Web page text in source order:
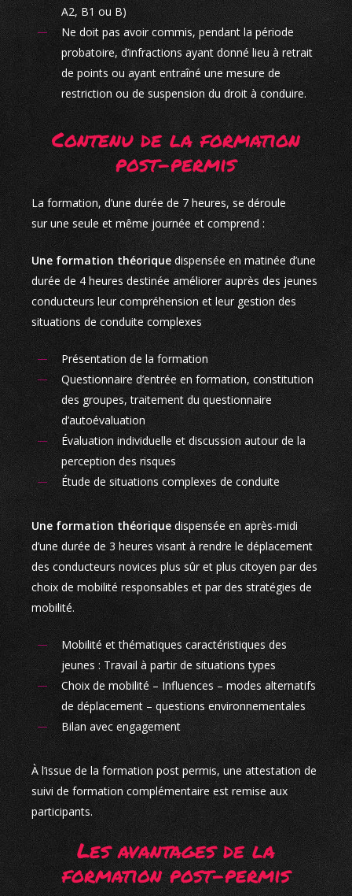
A2, B1 ou B)
Ne doit pas avoir commis, pendant la période
probatoire, d’infractions ayant donné lieu à retrait
de points ou ayant entraîné une mesure de
restriction ou de suspension du droit à conduire.
Contenu de la formation
post-permis
La formation, d’une durée de 7 heures, se déroule
sur une seule et même journée et comprend :
Une formation théoriquedispensée en matinée d’une
durée de 4 heures destinée améliorer auprès des jeunes
conducteurs leur compréhension et leur gestion des
situations de conduite complexes
Présentation de la formation
Questionnaire d’entrée en formation, constitution
des groupes, traitement du questionnaire
d’autoévaluation
Évaluation individuelle et discussion autour de la
perception des risques
Étude de situations complexes de conduite
Une formation théoriquedispensée en après-midi
d’une durée de 3 heures visant à rendre le déplacement
des conducteurs novices plus sûr et plus citoyen par des
choix de mobilité responsables et par des stratégies de
mobilité.
Mobilité et thématiques caractéristiques des
jeunes : Travail à partir de situations types
Choix de mobilité – Influences – modes alternatifs
de déplacement – questions environnementales
Bilan avec engagement
À l’issue de la formation post permis, une attestation de
suivi de formation complémentaire est remise aux
participants.
Les avantages de la
formation post-permis